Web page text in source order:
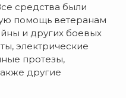
средства были
помощь ветеранам
и других боевых
электрические
протезы,
другие